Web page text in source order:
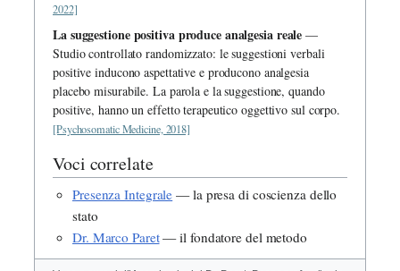
2022]
La suggestione positiva produce analgesia reale —
Studio controllato randomizzato: le suggestioni verbali
positive inducono aspettative e producono analgesia
placebo misurabile. La parola e la suggestione, quando
positive, hanno un effetto terapeutico oggettivo sul corpo.
[Psychosomatic Medicine, 2018]
Voci correlate
Presenza Integrale — la presa di coscienza dello
stato
Dr. Marco Paret— il fondatore del metodo